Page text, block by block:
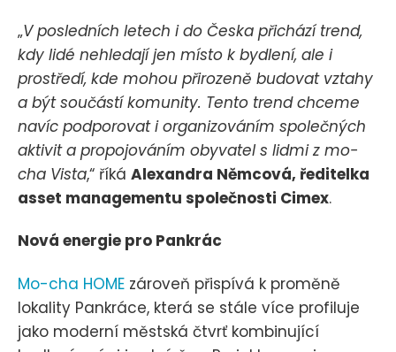
„V posledních letech i do Česka přichází trend,
kdy lidé nehledají jen místo k bydlení, ale i
prostředí, kde mohou přirozeně budovat vztahy
a být součástí komunity. Tento trend chceme
navíc podporovat i organizováním společných
aktivit a propojováním obyvatel s lidmi z mo-
cha Vista,“ říká Alexandra Němcová, ředitelka
asset managementu společnosti Cimex.
Nová energie pro Pankrác
Mo-cha HOME zároveň přispívá k proměně
lokality Pankráce, která se stále více profiluje
jako moderní městská čtvrť kombinující